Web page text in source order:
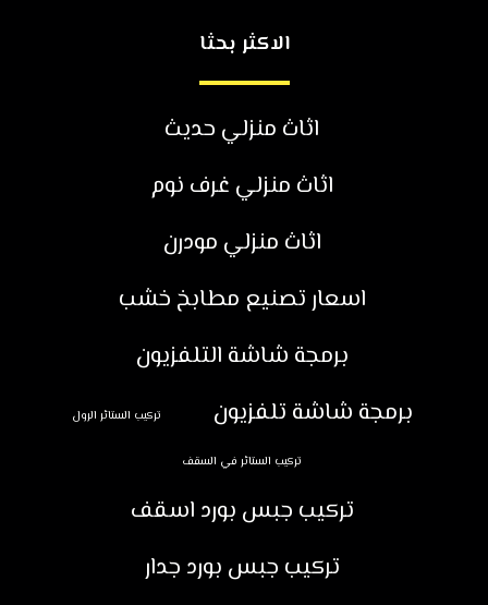
الاكثر بحثا
اثاث منزلي حديث
اثاث منزلي غرف نوم
اثاث منزلي مودرن
اسعار تصنيع مطابخ خشب
برمجة شاشة التلفزيون
برمجة شاشة تلفزيون
تركيب الستائر الرول
تركيب الستائر في السقف
تركيب جبس بورد اسقف
تركيب جبس بورد جدار